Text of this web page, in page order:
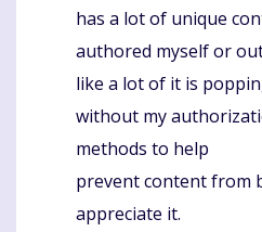
has a lot of unique
authored myself or
like a lot of it is
without my
methods to help
prevent content from
appreciate it.